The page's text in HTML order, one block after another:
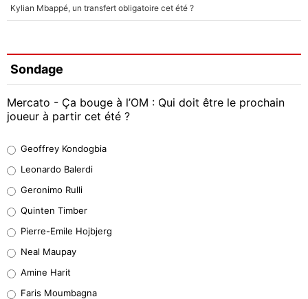
Kylian Mbappé, un transfert obligatoire cet été ?
Sondage
Mercato - Ça bouge à l’OM : Qui doit être le prochain
joueur à partir cet été ?
38%
32%
5%
1%
Geoffrey Kondogbia
Leonardo Balerdi
Geronimo Rulli
Quinten Timber
Pierre-Emile Hojbjerg
Neal Maupay
Amine Harit
Faris Moumbagna